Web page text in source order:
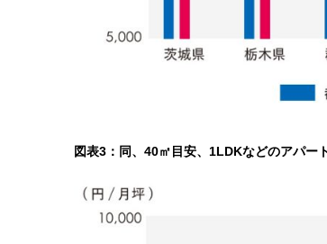
図表3：同、40㎡目安、1LDKなどのアパー